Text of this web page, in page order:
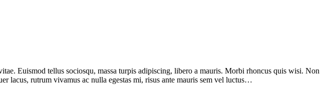
Euismod tellus sociosqu, massa turpis adipiscing, libero a mauris. Morbi rhoncus quis wisi. Non
lacus, rutrum vivamus ac nulla egestas mi, risus ante mauris sem vel luctus…